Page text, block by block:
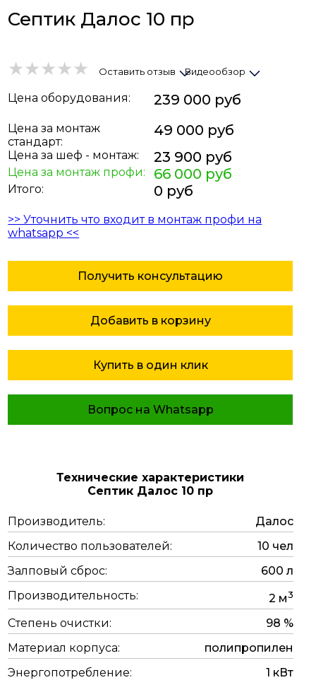
Септик Далос 10 пр
Оставить отзыв Видеообзор
Ценаоборудования: 239 000 руб
Цена за монтаж
стандарт:
49 000 руб
Цена за шеф - монтаж: 23 900 руб
Цена за монтаж профи: 66 000 руб
Итого: 0 руб
>> Уточнить что входит в монтаж профи на
whatsapp <<
Получить консультацию
Добавить в корзину
Купить в один клик
Вопрос на Whatsapp
Технические характеристики
Септик Далос 10 пр
Производитель:
Далос
Количество пользователей:
10 чел
Залповый сброс:
600 л
Производительность:
2 м3
Степень очистки:
98 %
Материал корпуса:
полипропилен
Энергопотребление:
1 кВт